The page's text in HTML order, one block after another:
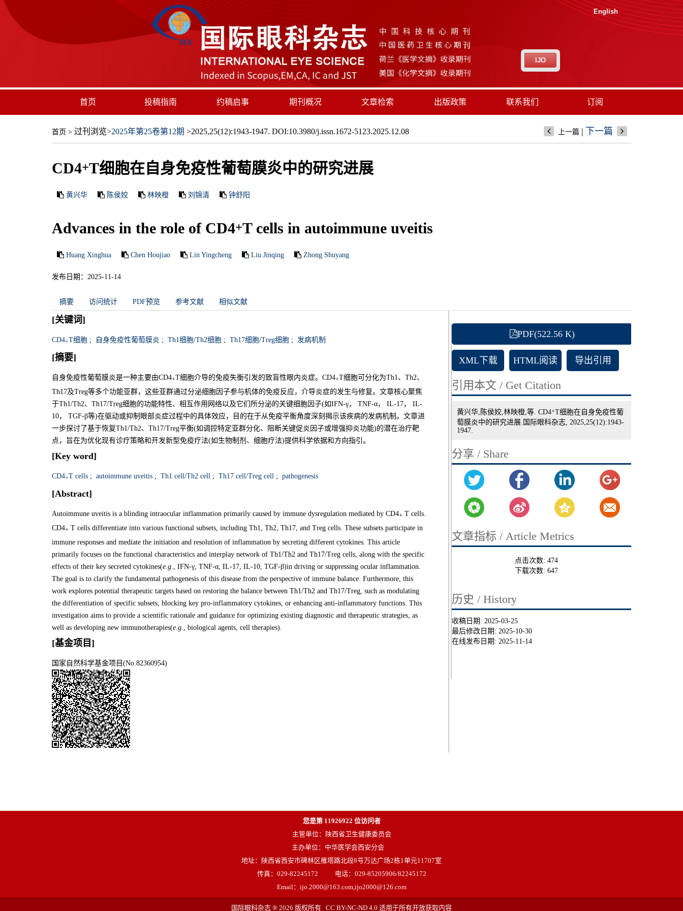
English
IJO
首页 投稿指南 约稿启事 期刊概况 文章检索 出版政策 联系我们 订阅
首页 > 过刊浏览>2025年第25卷第12期 >2025,25(12):1943-1947. DOI:10.3980/j.issn.1672-5123.2025.12.08 上一篇 | 下一篇
CD4+T细胞在自身免疫性葡萄膜炎中的研究进展
黄兴华 陈侯姣 林映橙 刘锦清 钟舒阳
Advances in the role of CD4+T cells in autoimmune uveitis
Huang Xinghua Chen Houjiao Lin Yingcheng Liu Jinqing Zhong Shuyang
发布日期：2025-11-14
摘要 访问统计 PDF预览 参考文献 相似文献
[关键词]
CD4+T细胞 ; 自身免疫性葡萄膜炎 ; Th1细胞/Th2细胞 ; Th17细胞/Treg细胞 ; 发病机制
[摘要]
自身免疫性葡萄膜炎是一种主要由CD4+T细胞介导的免疫失衡引发的致盲性眼内炎症。CD4+T细胞可分化为Th1、Th2、
Th17及Treg等多个功能亚群，这些亚群通过分泌细胞因子参与机体的免疫反应，介导炎症的发生与修复。文章核心聚焦
于Th1/Th2、Th17/Treg细胞的功能特性、相互作用网络以及它们所分泌的关键细胞因子(如IFN-γ， TNF-α， IL-17， IL-
10， TGF-β等)在驱动或抑制眼部炎症过程中的具体效应，目的在于从免疫平衡角度深刻揭示该疾病的发病机制。文章进
一步探讨了基于恢复Th1/Th2、Th17/Treg平衡(如调控特定亚群分化、阻断关键促炎因子或增强抑炎功能)的潜在治疗靶
点，旨在为优化现有诊疗策略和开发新型免疫疗法(如生物制剂、细胞疗法)提供科学依据和方向指引。
[Key word]
CD4+T cells ; autoimmune uveitis ; Th1 cell/Th2 cell ; Th17 cell/Treg cell ; pathogenesis
[Abstract]
Autoimmune uveitis is a blinding intraocular inflammation primarily caused by immune dysregulation mediated by CD4+ T cells.
CD4+ T cells differentiate into various functional subsets, including Th1, Th2, Th17, and Treg cells. These subsets participate in
immune responses and mediate the initiation and resolution of inflammation by secreting different cytokines. This article
primarily focuses on the functional characteristics and interplay network of Th1/Th2 and Th17/Treg cells, along with the specific
effects of their key secreted cytokines(e.g., IFN-γ, TNF-α, IL-17, IL-10, TGF-β)in driving or suppressing ocular inflammation.
The goal is to clarify the fundamental pathogenesis of this disease from the perspective of immune balance. Furthermore, this
work explores potential therapeutic targets based on restoring the balance between Th1/Th2 and Th17/Treg, such as modulating
the differentiation of specific subsets, blocking key pro-inflammatory cytokines, or enhancing anti-inflammatory functions. This
investigation aims to provide a scientific rationale and guidance for optimizing existing diagnostic and therapeutic strategies, as
well as developing new immunotherapies(e.g. , biological agents, cell therapies).
[基金项目]
国家自然科学基金项目(No.82360954)
PDF(522.56 K)
XML下载 HTML阅读 导出引用
引用本文 / Get Citation
黄兴华,陈侯姣,林映橙,等. CD4+T细胞在自身免疫性葡
萄膜炎中的研究进展.国际眼科杂志, 2025,25(12):1943-
1947.
分享 / Share
文章指标 / Article Metrics
点击次数:474
下载次数:647
历史 / History
收稿日期: 2025-03-25
最后修改日期: 2025-10-30
在线发布日期: 2025-11-14
您是第 11926922 位访问者
主管单位：陕西省卫生健康委员会
主办单位：中华医学会西安分会
地址：陕西省西安市碑林区雁塔路北段8号万达广场2栋1单元11707室
传真：029-82245172
电话：029-85205906/82245172
Email：ijo.2000@163.com,ijo2000@126.com
国际眼科杂志 ® 2026 版权所有 CC BY-NC-ND 4.0 适用于所有开放获取内容